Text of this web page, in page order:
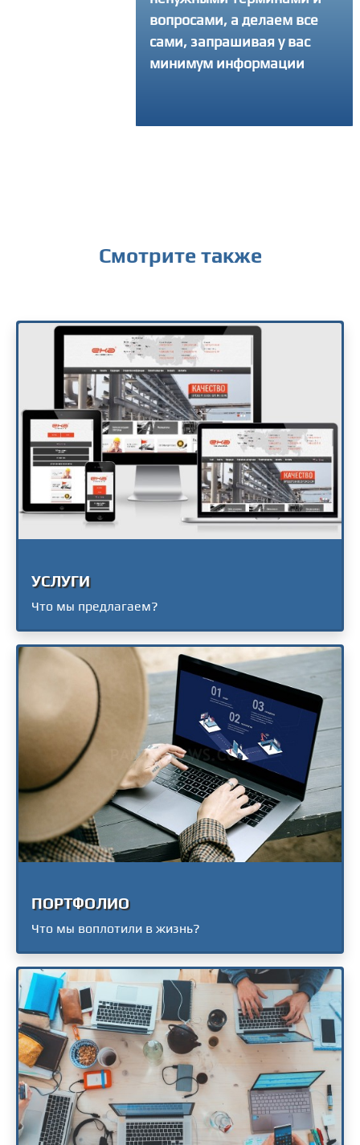
интересующий
получить
Смотрите также
УСЛУГИ
Что мы предлагаем?
ПОРТФОЛИО
Что мы воплотили в жизнь?